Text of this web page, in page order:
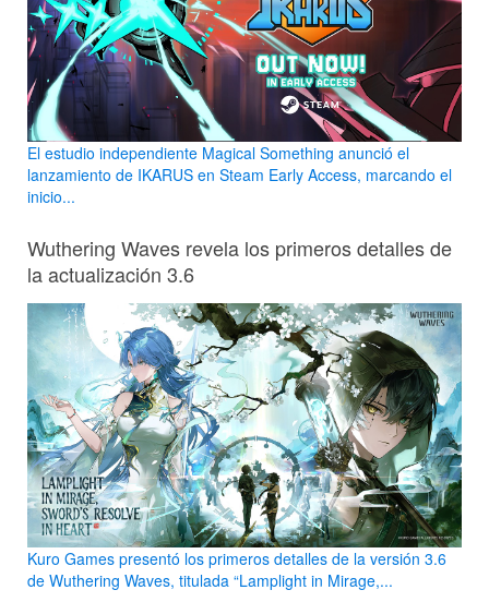
El estudio independiente Magical Something anunció el
lanzamiento de IKARUS en Steam Early Access, marcando el
inicio...
Wuthering Waves revela los primeros detalles de
la actualización 3.6
Kuro Games presentó los primeros detalles de la versión 3.6
de Wuthering Waves, titulada “Lamplight in Mirage,...